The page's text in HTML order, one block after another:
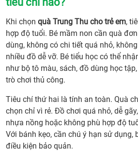
Khi chọn quà Trung Thu cho trẻ em,
hợp độ tuổi. Bé mầm non cần quà
dùng, không có chi tiết quá nhỏ,
nhiều đồ dễ vỡ. Bé tiểu học có thể
như bộ tô màu, sách, đồ dùng học
trò chơi thủ công.
Tiêu chí thứ hai là tính an toàn. Quà
chọn chỉ vì rẻ. Đồ chơi quá nhỏ, dễ
nhựa nồng hoặc không phù hợp độ
Với bánh kẹo, cần chú ý hạn sử dụng,
điều kiện bảo quản.